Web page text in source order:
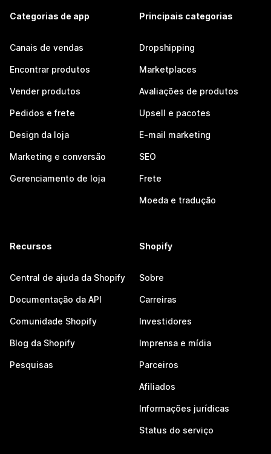
Categorias de app
Canais de vendas
Encontrar produtos
Vender produtos
Pedidos e frete
Design da loja
Marketing e conversão
Gerenciamento de loja
Principais categorias
Dropshipping
Marketplaces
Avaliações de produtos
Upsell e pacotes
E-mail marketing
SEO
Frete
Moeda e tradução
Recursos
Central de ajuda da Shopify
Documentação da API
Comunidade Shopify
Blog da Shopify
Pesquisas
Shopify
Sobre
Carreiras
Investidores
Imprensa e mídia
Parceiros
Afiliados
Informações jurídicas
Status do serviço